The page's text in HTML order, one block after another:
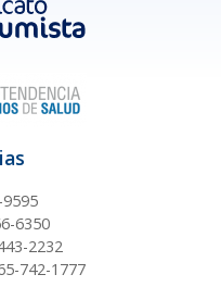
9595
6350
2232
742-1777